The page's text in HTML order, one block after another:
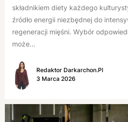
składnikiem diety każdego
źródło energii niezbędnej do
regeneracji mięśni. Wybór
może...
Redaktor Darkarchon.pl
3 Marca 2026